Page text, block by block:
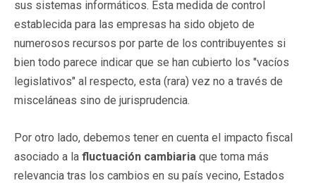
sus sistemas informáticos. Esta medida de control
establecida para las empresas ha sido objeto de
numerosos recursos por parte de los contribuyentes si
bien todo parece indicar que se han cubierto los "vacíos
legislativos" al respecto, esta (rara) vez no a través de
misceláneas sino de jurisprudencia.
Por otro lado, debemos tener en cuenta el impacto fiscal
asociado a la fluctuación cambiaria que toma más
relevancia tras los cambios en su país vecino, Estados